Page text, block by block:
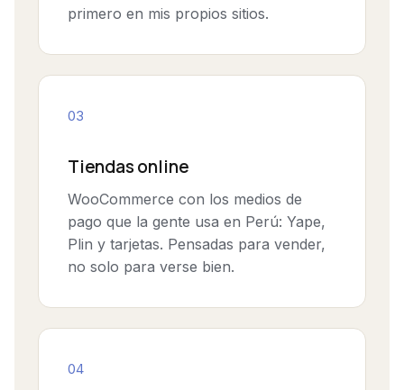
primero en mis propios sitios.
03
Tiendas online
WooCommerce con los medios de
pago que la gente usa en Perú: Yape,
Plin y tarjetas. Pensadas para vender,
no solo para verse bien.
04